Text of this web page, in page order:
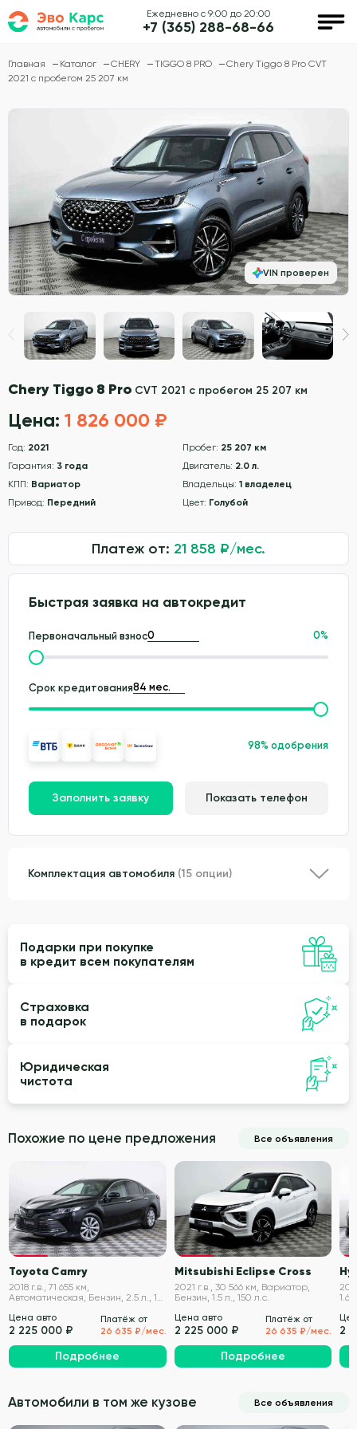
Ежедневно с 9:00 до 20:00
+7 (365) 288-68-66
Главная Каталог CHERY TIGGO 8 PRO
Chery Tiggo 8 Pro CVT
2021 с пробегом 25 207 км
Chery Tiggo 8 Pro CVT 2021 с пробегом 25 207 км
Цена: 1 826 000 ₽
Год: 2021 Пробег: 25 207 км
Гарантия: 3 года Двигатель: 2.0 л.
КПП: Вариатор Владельцы: 1 владелец
Привод: Передний Цвет: Голубой
Платеж от: 21 858 ₽/мес.
Быстрая заявка на автокредит
Первоначальный взнос 0%
Срок кредитования
98% одобрения
Заполнить заявку Показать телефон
VIN проверен
Комплектация автомобиля (15 опции)
Подарки при покупке
в кредит всем покупателям
Страховка
в подарок
Юридическая
чистота
Похожие по цене предложения Все объявления
VIN проверен
Toyota Camry
2018 г.в., 71 655 км,
Автоматическая, Бензин, 2.5 л., 181
Цена авто
2 225 000 ₽
Платёж от
26 635 ₽/мес.
Подробнее
VIN проверен
Mitsubishi Eclipse Cross
2021 г.в., 30 566 км, Вариатор,
Бензин, 1.5 л., 150 л.с.
Цена авто
2 225 000 ₽
Платёж от
26 635 ₽/мес.
Подробнее
1.6
2
Автомобили в том же кузове Все объявления